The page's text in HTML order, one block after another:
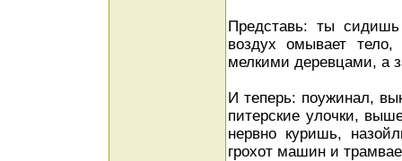
Представь: ты
воздух омывает
мелкими деревцами, а
И теперь: поужинал,
питерские улочки,
нервно куришь,
грохот машин и